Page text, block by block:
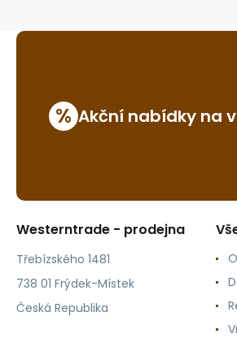
% Akční nabídky na
Westerntrade - prodejna
Třebízského 1481
738 01 Frýdek-Místek
Česká Republika